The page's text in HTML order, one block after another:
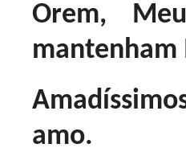
Orem,
mantenham
amo.